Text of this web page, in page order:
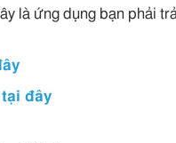
là ứng dụng bạn phải
đây